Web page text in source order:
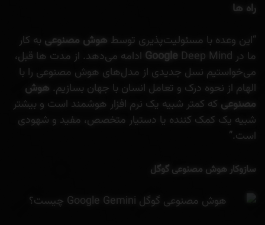
راه ها
“این وعده با مسئولیت‌پذیری توسط هوش مصنوعی به کار
ما در
Google Deep Mind ادامه می‌دهد. از مدت ها قبل،
می‌خواستیم نسل جدیدی از مدل‌های هوش مصنوعی را با
الهام از نحوه درک و تعامل انسان با جهان بسازیم. هوش
مصنوعی که کمتر شبیه یک نرم افزار هوشمند است و بیشتر
شبیه یک کمک کننده یا دستیار متخصص، مفید و شهودی
است.”
سازوکار هوش مصنوعی گوگل